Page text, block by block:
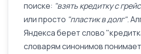
поиске: "взять кредитку с
или просто "пластик в долг".
Яндекса берет слово
словарям синонимов